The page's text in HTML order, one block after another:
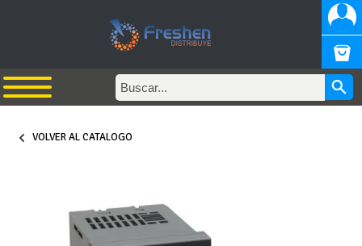
VOLVER AL CATALOGO